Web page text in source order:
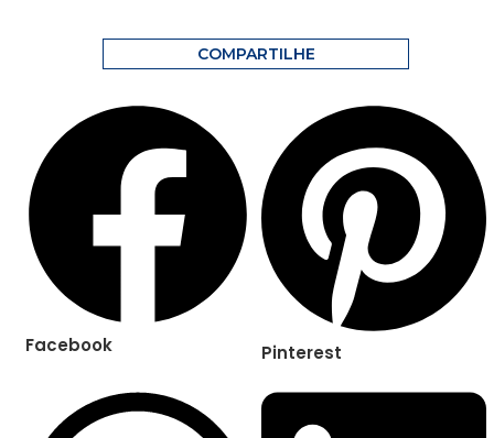
COMPARTILHE
Facebook Pinterest